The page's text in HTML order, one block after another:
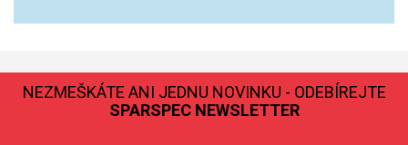
TLAKOVÉ AUTOKLÁVY
NEZMEŠKÁTE ANI JEDNU NOVINKU - ODEBÍREJTE
SPARSPEC NEWSLETTER